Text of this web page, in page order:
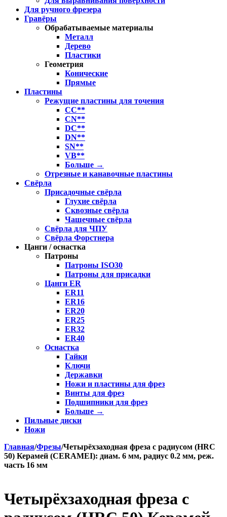
Для ручного фрезера
Гравёры
Обрабатываемые материалы
Металл
Дерево
Пластики
Геометрия
Конические
Прямые
Пластины
Режущие пластины для точения
CC**
CN**
DC**
DN**
SN**
VB**
Больше →
Отрезные и канавочные пластины
Свёрла
Присадочные свёрла
Глухие свёрла
Сквозные свёрла
Чашечные свёрла
Свёрла для ЧПУ
Свёрла Форстнера
Цанги / оснастка
Патроны
Патроны ISO30
Патроны для присадки
Цанги ER
ER11
ER16
ER20
ER25
ER32
ER40
Оснастка
Гайки
Ключи
Державки
Ножи и пластины для фрез
Винты для фрез
Подшипники для фрез
Больше →
Пильные диски
Ножи
Главная/Фрезы/Четырёхзаходная фреза с радиусом (HRC
50) Керамей (CERAMEI): диам. 6 мм, радиус 0.2 мм, реж.
часть 16 мм
Четырёхзаходная фреза с